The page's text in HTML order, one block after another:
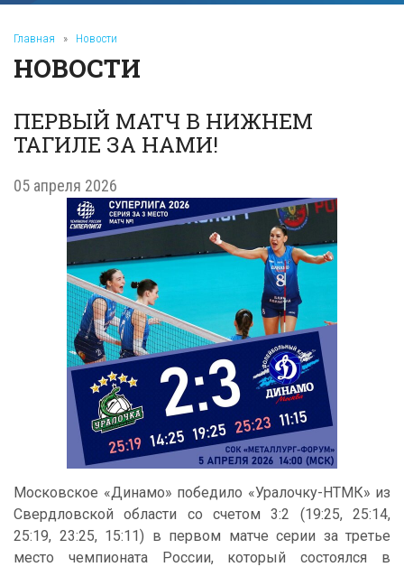
Главная » Новости
НОВОСТИ
ПЕРВЫЙ МАТЧ В НИЖНЕМ
ТАГИЛЕ ЗА НАМИ!
05 апреля 2026
Московское «Динамо» победило «Уралочку-НТМК» из
Свердловской области со счетом 3:2 (19:25, 25:14,
25:19, 23:25, 15:11) в первом матче серии за третье
место чемпионата России, который состоялся в